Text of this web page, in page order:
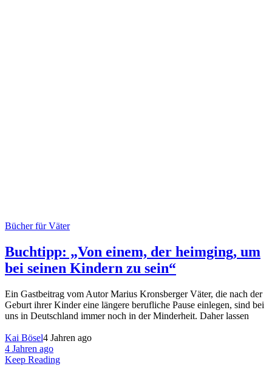
Bücher für Väter
Buchtipp: „Von einem, der heimging, um
bei seinen Kindern zu sein“
Ein Gastbeitrag vom Autor Marius Kronsberger Väter, die nach der
Geburt ihrer Kinder eine längere berufliche Pause einlegen, sind bei
uns in Deutschland immer noch in der Minderheit. Daher lassen
Kai Bösel4 Jahren ago
4 Jahren ago
Keep Reading